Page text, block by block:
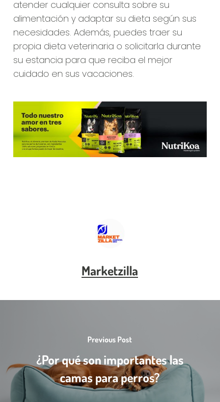
atender cualquier consulta sobre su
alimentación y adaptar su dieta según sus
necesidades. Además, puedes traer su
propia dieta veterinaria o solicitarla durante
su estancia para que reciba el mejor
cuidado en sus vacaciones.
Marketzilla
Previous Post
¿Por qué son importantes las
camas para perros?